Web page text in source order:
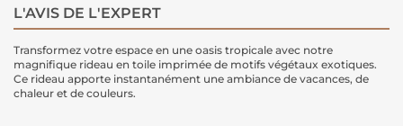
L'AVIS DE L'EXPERT
Transformez votre espace en une oasis tropicale avec notre
magnifique rideau en toile imprimée de motifs végétaux exotiques.
Ce rideau apporte instantanément une ambiance de vacances, de
chaleur et de couleurs.